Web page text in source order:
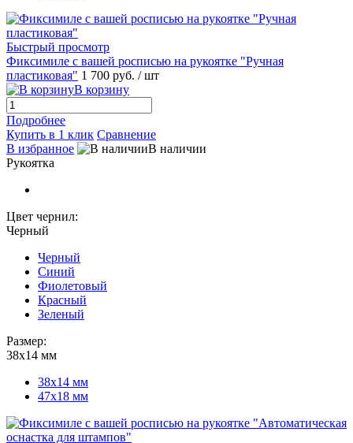
Быстрый просмотр
Фиксимиле с вашей росписью на рукоятке "Ручная
пластиковая" 1 700 руб. / шт
В корзину
Подробнее
Купить в 1 клик Сравнение
В избранное
В наличии
Рукоятка
Цвет чернил:
Черный
Черный
Синий
Фиолетовый
Красный
Зеленый
Размер:
38х14 мм
38х14 мм
47х18 мм